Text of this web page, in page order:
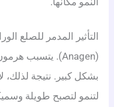
التأثير المدمر للصلع
بشكل كبير. نتيجة لذلك،
لتنمو لتصبح طويلة